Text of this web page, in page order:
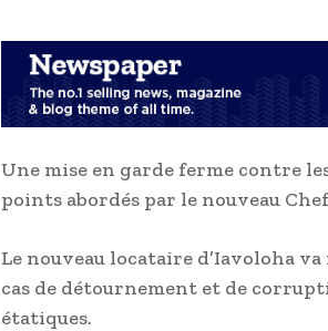
Une mise en garde ferme contre
points abordés par le nouveau
Le nouveau locataire d’Iavoloha
cas de détournement et de
étatiques.